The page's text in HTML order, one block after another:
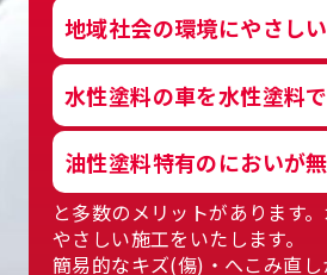
地域社会の環境にやさしい
水性塗料の車を水性塗料
油性塗料特有のにおいが
と多数のメリットがあります
やさしい施工をいたします。
簡易的なキズ(傷)・へこみ直